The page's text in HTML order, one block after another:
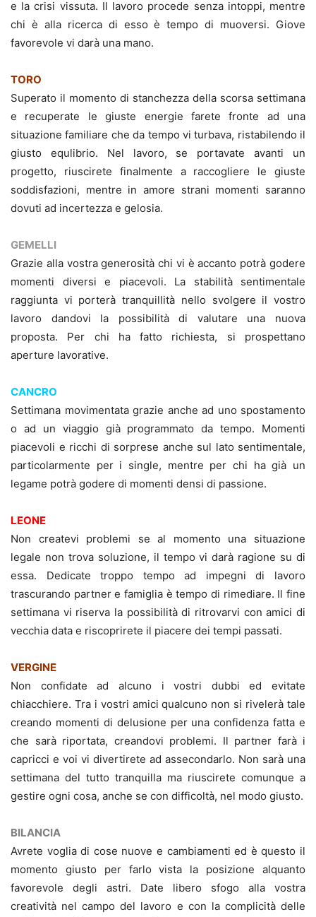
e la crisi vissuta. Il lavoro procede senza intoppi, mentre
chi è alla ricerca di esso è tempo di muoversi. Giove
favorevole vi darà una mano.
TORO
Superato il momento di stanchezza della scorsa settimana
e recuperate le giuste energie farete fronte ad una
situazione familiare che da tempo vi turbava, ristabilendo il
giusto equlibrio. Nel lavoro, se portavate avanti un
progetto, riuscirete finalmente a raccogliere le giuste
soddisfazioni, mentre in amore strani momenti saranno
dovuti ad incertezza e gelosia.
GEMELLI
Grazie alla vostra generosità chi vi è accanto potrà godere
momenti diversi e piacevoli. La stabilità sentimentale
raggiunta vi porterà tranquillità nello svolgere il vostro
lavoro dandovi la possibilità di valutare una nuova
proposta. Per chi ha fatto richiesta, si prospettano
aperture lavorative.
CANCRO
Settimana movimentata grazie anche ad uno spostamento
o ad un viaggio già programmato da tempo. Momenti
piacevoli e ricchi di sorprese anche sul lato sentimentale,
particolarmente per i single, mentre per chi ha già un
legame potrà godere di momenti densi di passione.
LEONE
Non createvi problemi se al momento una situazione
legale non trova soluzione, il tempo vi darà ragione su di
essa. Dedicate troppo tempo ad impegni di lavoro
trascurando partner e famiglia è tempo di rimediare. Il fine
settimana vi riserva la possibilità di ritrovarvi con amici di
vecchia data e riscoprirete il piacere dei tempi passati.
VERGINE
Non confidate ad alcuno i vostri dubbi ed evitate
chiacchiere. Tra i vostri amici qualcuno non si rivelerà tale
creando momenti di delusione per una confidenza fatta e
che sarà riportata, creandovi problemi. Il partner farà i
capricci e voi vi divertirete ad assecondarlo. Non sarà una
settimana del tutto tranquilla ma riuscirete comunque a
gestire ogni cosa, anche se con difficoltà, nel modo giusto.
BILANCIA
Avrete voglia di cose nuove e cambiamenti ed è questo il
momento giusto per farlo vista la posizione alquanto
favorevole degli astri. Date libero sfogo alla vostra
creatività nel campo del lavoro e con la complicità delle